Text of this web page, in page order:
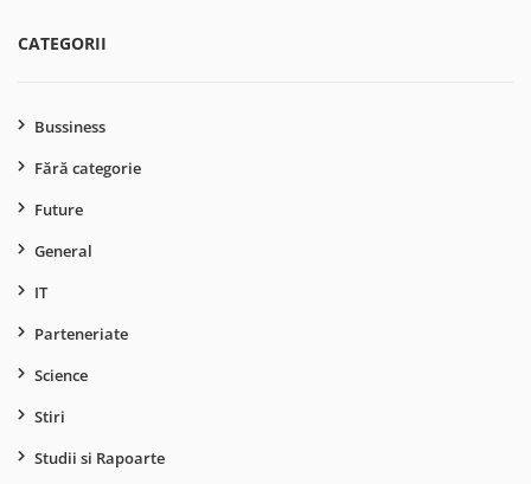
CATEGORII
Bussiness
Fără categorie
Future
General
IT
Parteneriate
Science
Stiri
Studii si Rapoarte